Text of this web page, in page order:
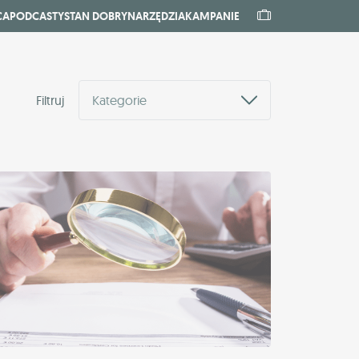
PODCASTYSTAN DOBRYNARZĘDZIAKAMPANIE
Filtruj Kategorie